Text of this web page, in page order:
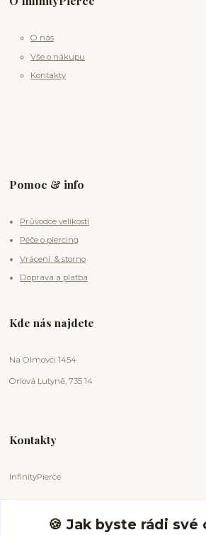
O nás
Vše o nákupu
Kontakty
Pomoc & info
Průvodce velikostí
Péče o piercing
Vrácení & storno
Doprava a platba
Kde nás najdete
Na Olmovci 1454
Orlová Lutyně, 735 14
Kontakty
InfinityPierce
+420 731 681 038
🍪 Jak byste rádi své